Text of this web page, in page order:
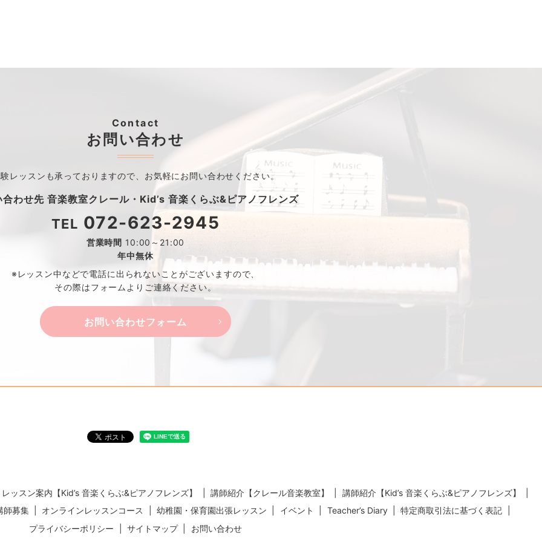
Contact
お問い合わせ
レッスンも承っておりますので、 お気軽にお問い合わせください。
合わせ先 音楽教室クレール・ Kid’s 音楽くらぶ&ピアノフレンズ
TEL 072-623-2945
営業時間 10:00～21:00
年中無休
※レッスン中などで電話に出られないことがございますので、
その際はフォームよりご連絡ください。
お問い合わせフォーム
レッスン案内【Kid’s 音楽くらぶ&ピアノフレンズ】 講師紹介【クレール音楽教室】
講師紹介【Kid’s 音楽くらぶ&ピアノフレンズ】
師募集
オンラインレッスンコース 幼稚園・保育園出張レッスン イベント Teacher’s Diary
特定商取引法に基づく表記
プライバシーポリシー
サイトマップ お問い合わせ